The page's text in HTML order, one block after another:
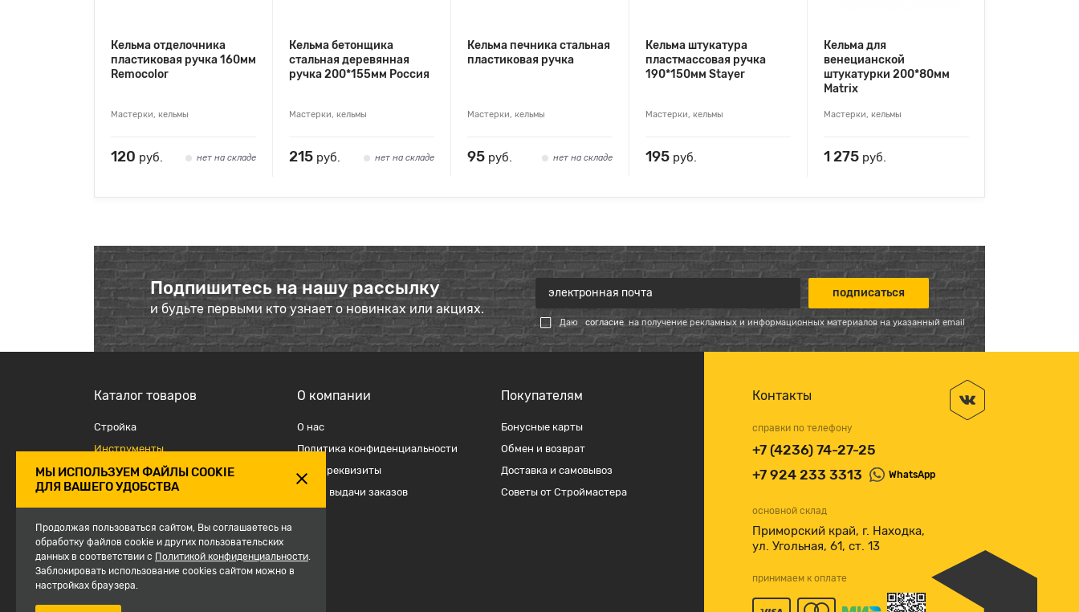
Кельма отделочника
пластиковая ручка 160мм
Remocolor
Мастерки, кельмы
120 руб. нет на складе
Кельма бетонщика
стальная деревянная
ручка 200*155мм Россия
Мастерки, кельмы
215 руб. нет на складе
Кельма печника стальная
пластиковая ручка
Мастерки, кельмы
95 руб. нет на складе
Кельма штукатура
пластмассовая ручка
190*150мм Stayer
Мастерки, кельмы
195 руб.
Кельма для
венецианской
штукатурки 200*80мм
Matrix
Мастерки, кельмы
1 275 руб.
Подпишитесь на нашу рассылку
и будьте первыми кто узнает о новинках или акциях.
Даю согласие на получение рекламных и информационных материалов на указанный email
Контакты
справки по телефону
+7 (4236) 74-27-25
+7 924 233 3313
WhatsApp
основной склад
Приморский край, г. Находка,
ул. Угольная, 61, ст. 13
принимаем к оплате
Каталог товаров
Стройка
Инструменты
Отделка
Крепеж и такелаж
Средства защиты, спецодежда
Сантехника
Сезон
О компании
О наc
Политика конфиденциальности
Наши реквизиты
Точки выдачи заказов
Покупателям
Бонусные карты
Обмен и возврат
Доставка и самовывоз
Советы от Строймастера
МЫ ИСПОЛЬЗУЕМ ФАЙЛЫ COOKIE
ДЛЯ ВАШЕГО УДОБСТВА
Продолжая пользоваться сайтом, Вы соглашаетесь на
обработку файлов cookie и других пользовательских
данных в соответствии с Политикой конфиденциальности.
Заблокировать использование cookies сайтом можно в
настройках браузера.